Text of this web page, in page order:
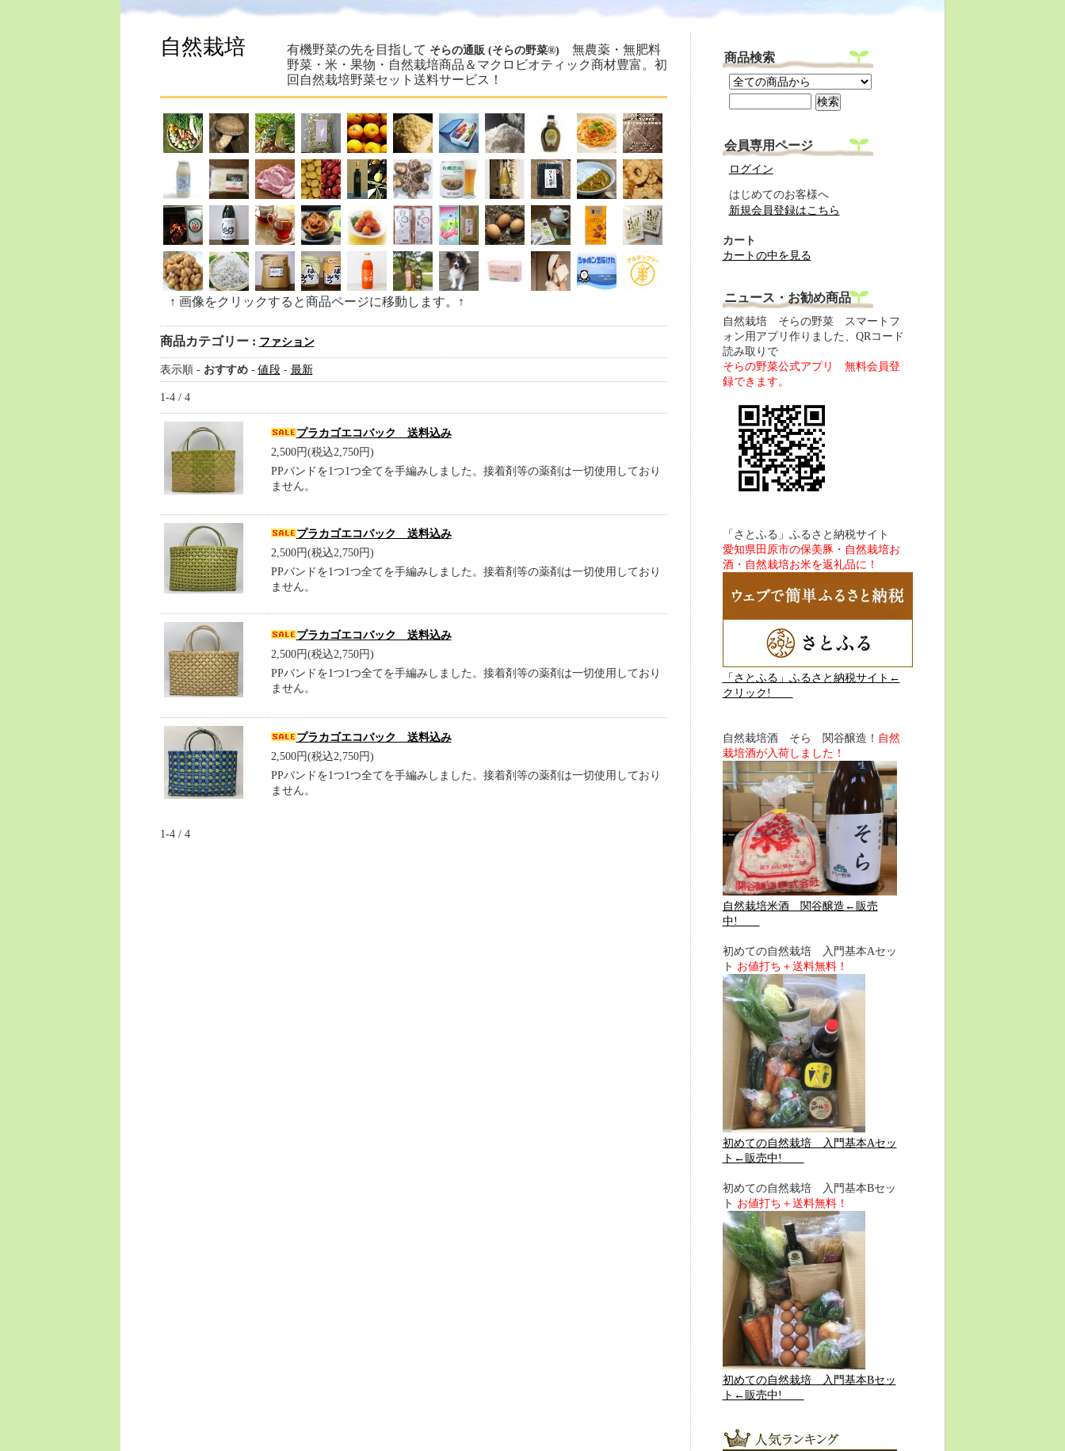
自然栽培 有機野菜の先を目指して そらの通販 (そらの野菜®)
無農薬・無肥料
野菜・米・果物・自然栽培商品＆マクロビオティック商材豊富。初
回自然栽培野菜セット送料サービス！
↑ 画像をクリックすると商品ページに移動します。↑
商品カテゴリー : ファション
表示順 - おすすめ-値段- 最新
1-4 / 4
プラカゴエコバック 送料込み
2,500円(税込2,750円)
PPバンドを1つ1つ全てを手編みしました。接着剤等の薬剤は一切使用しており
ません。
プラカゴエコバック 送料込み
2,500円(税込2,750円)
PPバンドを1つ1つ全てを手編みしました。接着剤等の薬剤は一切使用しており
ません。
プラカゴエコバック 送料込み
2,500円(税込2,750円)
PPバンドを1つ1つ全てを手編みしました。接着剤等の薬剤は一切使用しており
ません。
プラカゴエコバック 送料込み
2,500円(税込2,750円)
PPバンドを1つ1つ全てを手編みしました。接着剤等の薬剤は一切使用しており
ません。
1-4 / 4
商品検索
会員専用ページ
ログイン
はじめてのお客様へ
新規会員登録はこちら
カート
カートの中を見る
ニュース・お勧め商品
自然栽培 そらの野菜 スマートフ
ォン用アプリ作りました、QRコード
読み取りで
そらの野菜公式アプリ 無料会員登
録できます。
「さとふる」ふるさと納税サイト
愛知県田原市の保美豚・自然栽培お
酒・自然栽培お米を返礼品に！
「さとふる」ふるさと納税サイト←
クリック!
自然栽培酒 そら 関谷醸造！ 自然
栽培酒が入荷しました！
自然栽培米酒 関谷醸造←販売
中!
初めての自然栽培 入門基本Aセッ
ト お値打ち＋送料無料！
初めての自然栽培 入門基本Aセッ
ト←販売中!
初めての自然栽培 入門基本Bセッ
ト お値打ち＋送料無料！
初めての自然栽培 入門基本Bセッ
ト←販売中!